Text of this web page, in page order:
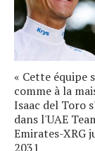
« Cette équipe
comme à la
Isaac del Toro
dans l'UAE
Emirates-XRG
2031